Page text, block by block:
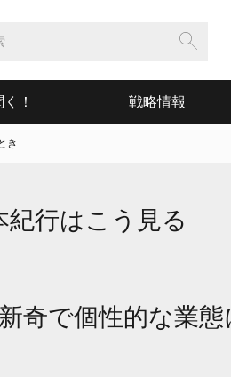
！ 戦略情報
き
紀行はこう見る
奇で個性的な業態